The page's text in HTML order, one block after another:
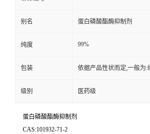
别名 蛋白磷酸酯酶抑制剂
纯度 99%
包装 依据产品性状而定,一般为:
级别 医药级
蛋白磷酸酯酶抑制剂
CAS:101932-71-2